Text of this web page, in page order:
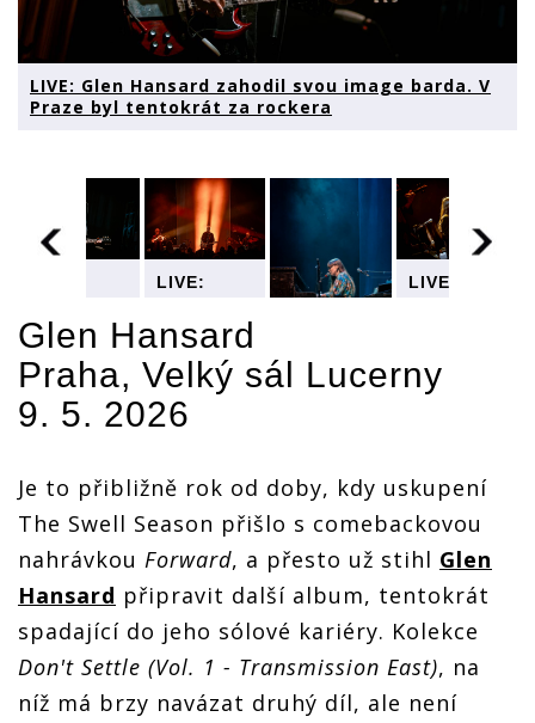
LIVE: Glen Hansard zahodil svou image barda. V
Praze byl tentokrát za rockera
Hansard
zahodil
svou
image
barda. V
Praze byl
za rockera
LIVE:
Hansard
zahodil
svou
image
barda. V
Praze byl
za rockera
LIVE:
image
Praze byl
tentokrát
LIVE:
svou
image
za rockera
Glen Hansard
Praha, Velký sál Lucerny
9. 5. 2026
Je to přibližně rok od doby, kdy uskupení
The Swell Season přišlo s comebackovou
nahrávkou Forward, a přesto už stihl Glen
Hansard připravit další album, tentokrát
spadající do jeho sólové kariéry. Kolekce
Don't Settle (Vol. 1 - Transmission East), na
níž má brzy navázat druhý díl, ale není